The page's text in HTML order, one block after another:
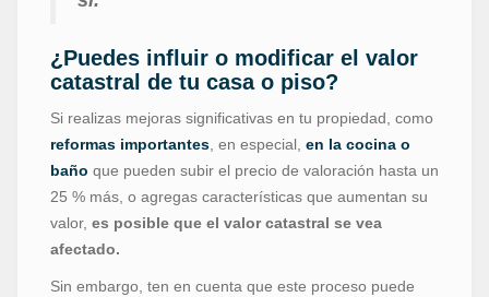
¿Puedes influir o modificar el valor
catastral de tu casa o piso?
Si realizas mejoras significativas en tu propiedad, como
reformas importantes , en especial, en la cocina o
baño que pueden subir el precio de valoración hasta un
25 % más, o agregas características que aumentan su
valor, es posible que el valor catastral se vea
afectado.
Sin embargo, ten en cuenta que este proceso puede